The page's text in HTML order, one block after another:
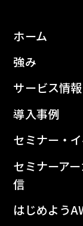
ホーム
強み
サービス情報
導入事例
セミナー・
セミナーア
信
はじめよう